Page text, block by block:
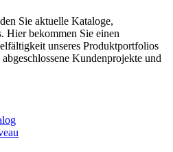
Sie aktuelle Kataloge,
Hier bekommen Sie einen
unseres Produktportfolios
Kundenprojekte und